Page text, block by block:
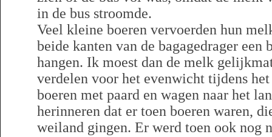
in de bus stroomde.
Veel kleine boeren vervoerden hun
beide kanten van de bagagedrager een
hangen. Ik moest dan de melk
verdelen voor het evenwicht tijdens
boeren met paard en wagen naar het
herinneren dat er toen boeren waren,
weiland gingen. Er werd toen ook nog